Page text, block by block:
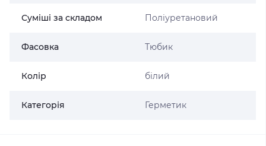
Суміші за складом Поліуретановий
Фасовка Тюбик
Колір білий
Категорія Герметик